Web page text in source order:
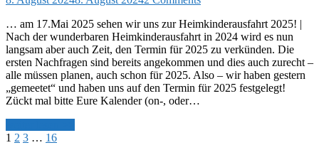
… am 17.Mai 2025 sehen wir uns zur Heimkinderausfahrt 2025! |
Nach der wunderbaren Heimkinderausfahrt in 2024 wird es nun
langsam aber auch Zeit, den Termin für 2025 zu verkünden. Die
ersten Nachfragen sind bereits angekommen und dies auch zurecht –
alle müssen planen, auch schon für 2025. Also – wir haben gestern
„gemeetet“ und haben uns auf den Termin für 2025 festgelegt!
Zückt mal bitte Eure Kalender (on-, oder…
1 2 3 … 16